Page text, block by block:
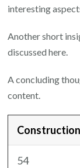
interesting
Another short
discussed here.
A concluding
content.
54